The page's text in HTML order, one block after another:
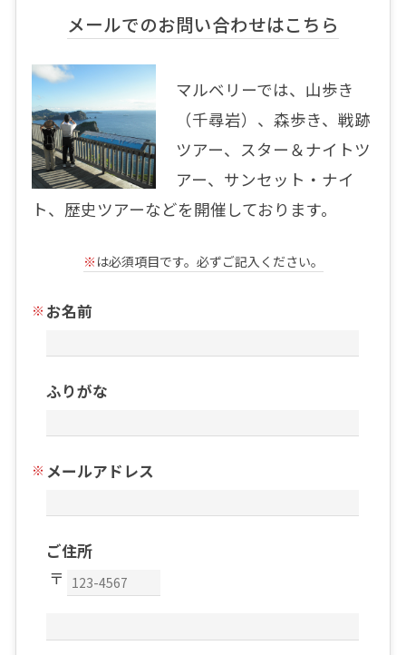
メールでのお問い合わせはこちら
マルベリーでは、山歩き
（千尋岩）、森歩き、戦跡
ツアー、スター＆ナイトツ
アー、サンセット・ナイ
ト、歴史ツアーなどを開催しております。
※ は必須項目です。必ずご記入ください。
お名前
ふりがな
メールアドレス
ご住所